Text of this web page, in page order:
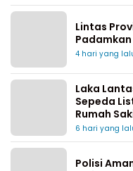
Lintas
4 hari yang
Laka
Sepeda
Rumah
6 hari yang
Polisi